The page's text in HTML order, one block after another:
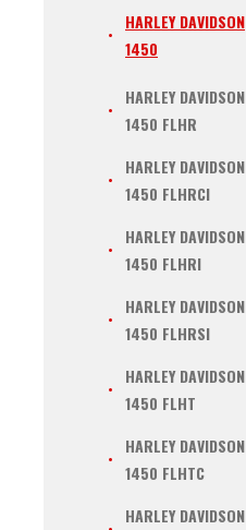
HARLEY DAVIDSON
1450
HARLEY DAVIDSON
1450 FLHR
HARLEY DAVIDSON
1450 FLHRCI
HARLEY DAVIDSON
1450 FLHRI
HARLEY DAVIDSON
1450 FLHRSI
HARLEY DAVIDSON
1450 FLHT
HARLEY DAVIDSON
1450 FLHTC
HARLEY DAVIDSON